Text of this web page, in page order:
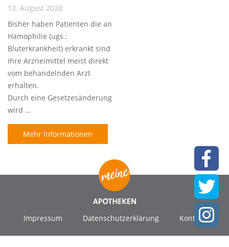
13. August 2020
Bisher haben Patienten die an
Hämophilie (ugs.:
Bluterkrankheit) erkrankt sind
ihre Arzneimittel meist direkt
vom behandelnden Arzt
erhalten.
Durch eine Gesetzesänderung
wird …
Mehr Informationen
Impressum Datenschutzerklärung Kontakt